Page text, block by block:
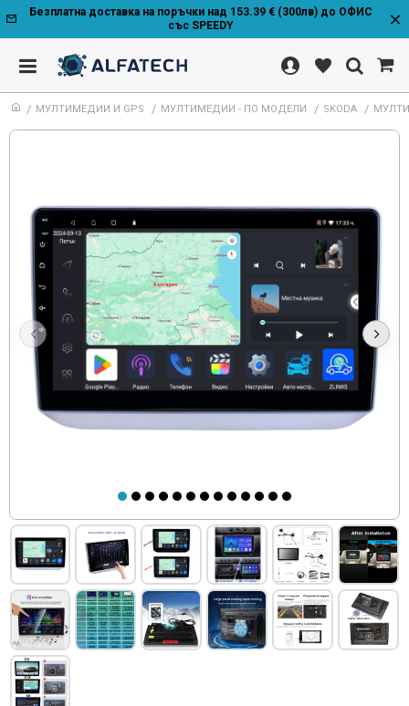
Безплатна доставка на поръчки над 153.39 € (300лв) до ОФИС
със SPEEDY
МУЛТИМЕДИИ И GPS МУЛТИМЕДИИ - ПО МОДЕЛИ SKODA